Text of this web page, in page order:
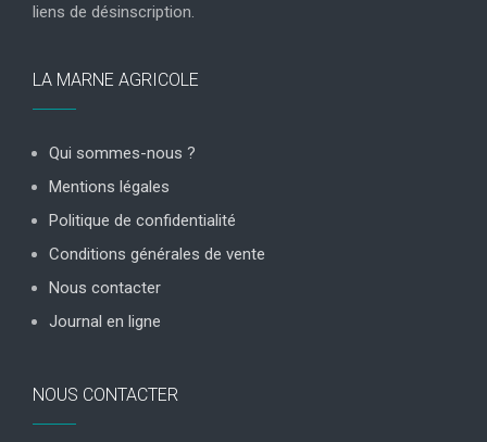
liens de désinscription.
LA MARNE AGRICOLE
Qui sommes-nous ?
Mentions légales
Politique de confidentialité
Conditions générales de vente
Nous contacter
Journal en ligne
NOUS CONTACTER